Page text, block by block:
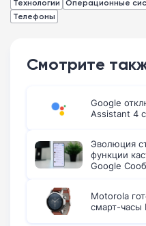
Технологии Операционные
Телефоны
Смотрите
Google
Assistant 4
Эволюция
функции
Google
Motorola
смарт-часы